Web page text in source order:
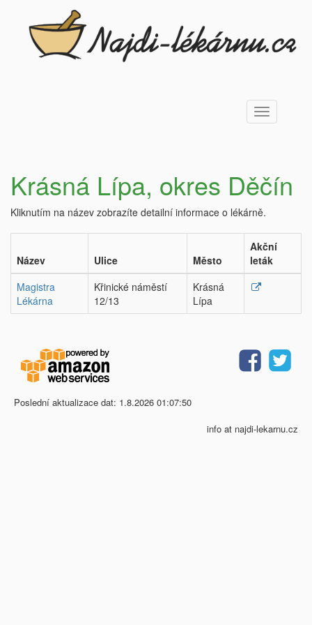
Toggle
navigation
Krásná Lípa, okres Děčín
Kliknutím na název zobrazíte detailní informace o lékárně.
Název Ulice Město
Akční
leták
Magistra
Lékárna
Křinické náměstí
12/13
Krásná
Lípa
Poslední aktualizace dat: 1.8.2026 01:07:50
info at najdi-lekarnu.cz